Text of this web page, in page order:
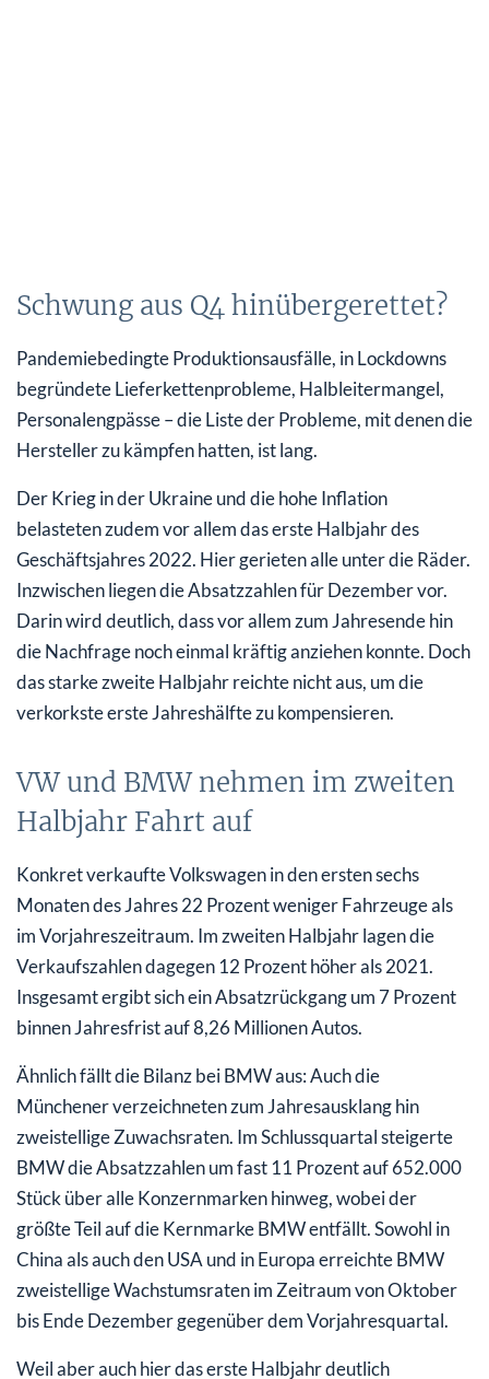
Schwung aus Q4 hinübergerettet?
Pandemiebedingte Produktionsausfälle, in Lockdowns
begründete Lieferkettenprobleme, Halbleitermangel,
Personalengpässe – die Liste der Probleme, mit denen die
Hersteller zu kämpfen hatten, ist lang.
Der Krieg in der Ukraine und die hohe Inflation
belasteten zudem vor allem das erste Halbjahr des
Geschäftsjahres 2022. Hier gerieten alle unter die Räder.
Inzwischen liegen die Absatzzahlen für Dezember vor.
Darin wird deutlich, dass vor allem zum Jahresende hin
die Nachfrage noch einmal kräftig anziehen konnte. Doch
das starke zweite Halbjahr reichte nicht aus, um die
verkorkste erste Jahreshälfte zu kompensieren.
VW und BMW nehmen im zweiten
Halbjahr Fahrt auf
Konkret verkaufte Volkswagen in den ersten sechs
Monaten des Jahres 22 Prozent weniger Fahrzeuge als
im Vorjahreszeitraum. Im zweiten Halbjahr lagen die
Verkaufszahlen dagegen 12 Prozent höher als 2021.
Insgesamt ergibt sich ein Absatzrückgang um 7 Prozent
binnen Jahresfrist auf 8,26 Millionen Autos.
Ähnlich fällt die Bilanz bei BMW aus: Auch die
Münchener verzeichneten zum Jahresausklang hin
zweistellige Zuwachsraten. Im Schlussquartal steigerte
BMW die Absatzzahlen um fast 11 Prozent auf 652.000
Stück über alle Konzernmarken hinweg, wobei der
größte Teil auf die Kernmarke BMW entfällt. Sowohl in
China als auch den USA und in Europa erreichte BMW
zweistellige Wachstumsraten im Zeitraum von Oktober
bis Ende Dezember gegenüber dem Vorjahresquartal.
Weil aber auch hier das erste Halbjahr deutlich